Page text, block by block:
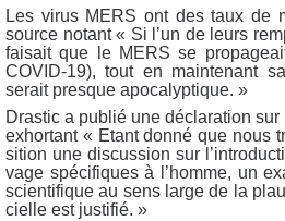
Les virus MERS ont des taux de
source notant « Si l’un de leurs
fai­sait que le MERS se
COVID-19), tout en main­te­nant
serait presque apocalyptique. »
Dras­tic a publié une décla­ra­tion
exhor­tant « Etant don­né que nous
si­tion une dis­cus­sion sur
vage spé­ci­fiques à l’homme, un
scien­ti­fique au sens large de la
cielle est justifié. »